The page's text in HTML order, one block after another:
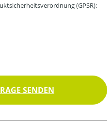
(GPSR):
SENDEN